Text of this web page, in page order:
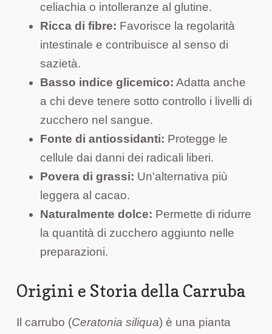
celiachia o intolleranze al glutine.
Ricca di fibre: Favorisce la regolarità
intestinale e contribuisce al senso di
sazietà.
Basso indice glicemico: Adatta anche
a chi deve tenere sotto controllo i livelli di
zucchero nel sangue.
Fonte di antiossidanti: Protegge le
cellule dai danni dei radicali liberi.
Povera di grassi: Un'alternativa più
leggera al cacao.
Naturalmente dolce: Permette di ridurre
la quantità di zucchero aggiunto nelle
preparazioni.
Origini e Storia della Carruba
Il carrubo (Ceratonia siliqua) è una pianta